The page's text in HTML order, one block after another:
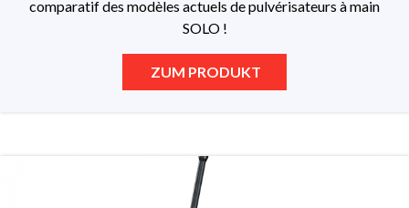
comparatif des modèles actuels de pulvérisateurs à main
SOLO !
ZUM PRODUKT